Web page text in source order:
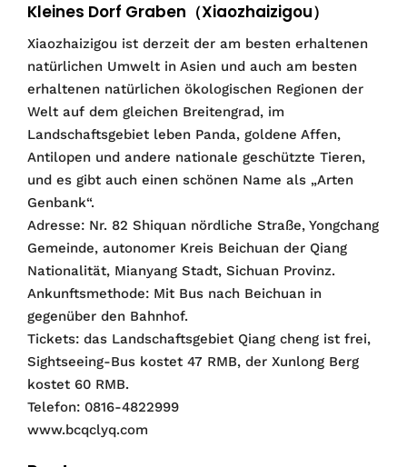
Kleines Dorf Graben（Xiaozhaizigou）
Xiaozhaizigou ist derzeit der am besten erhaltenen
natürlichen Umwelt in Asien und auch am besten
erhaltenen natürlichen ökologischen Regionen der
Welt auf dem gleichen Breitengrad, im
Landschaftsgebiet leben Panda, goldene Affen,
Antilopen und andere nationale geschützte Tieren,
und es gibt auch einen schönen Name als „Arten
Genbank“.
Adresse: Nr. 82 Shiquan nördliche Straße, Yongchang
Gemeinde, autonomer Kreis Beichuan der Qiang
Nationalität, Mianyang Stadt, Sichuan Provinz.
Ankunftsmethode: Mit Bus nach Beichuan in
gegenüber den Bahnhof.
Tickets: das Landschaftsgebiet Qiang cheng ist frei,
Sightseeing-Bus kostet 47 RMB, der Xunlong Berg
kostet 60 RMB.
Telefon: 0816-4822999
www.bcqclyq.com